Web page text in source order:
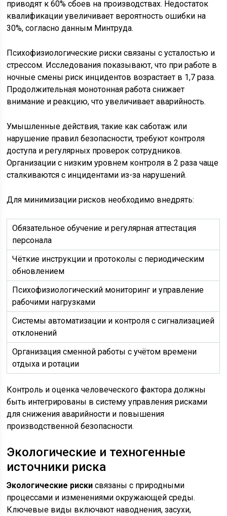
приводят к 60% сбоев на производствах. Недостаток
квалификации увеличивает вероятность ошибки на
30%, согласно данным Минтруда.
Психофизиологические риски связаны с усталостью и
стрессом. Исследования показывают, что при работе в
ночные смены риск инцидентов возрастает в 1,7 раза.
Продолжительная монотонная работа снижает
внимание и реакцию, что увеличивает аварийность.
Умышленные действия, такие как саботаж или
нарушение правил безопасности, требуют контроля
доступа и регулярных проверок сотрудников.
Организации с низким уровнем контроля в 2 раза чаще
сталкиваются с инцидентами из-за нарушений.
Для минимизации рисков необходимо внедрять:
Обязательное обучение и регулярная аттестация
персонала
Чёткие инструкции и протоколы с периодическим
обновлением
Психофизиологический мониторинг и управление
рабочими нагрузками
Системы автоматизации и контроля с сигнализацией
отклонений
Организация сменной работы с учётом времени
отдыха и ротации
Контроль и оценка человеческого фактора должны
быть интегрированы в систему управления рисками
для снижения аварийности и повышения
производственной безопасности.
Экологические и техногенные
источники риска
Экологические риски связаны с природными
процессами и изменениями окружающей среды.
Ключевые виды включают наводнения, засухи,